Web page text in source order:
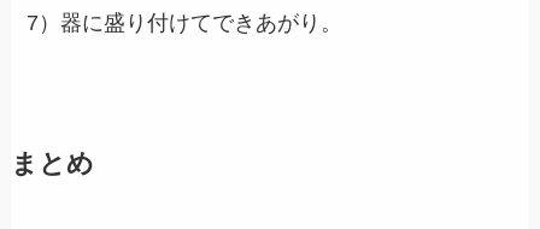
7）器に盛り付けてできあがり。
まとめ